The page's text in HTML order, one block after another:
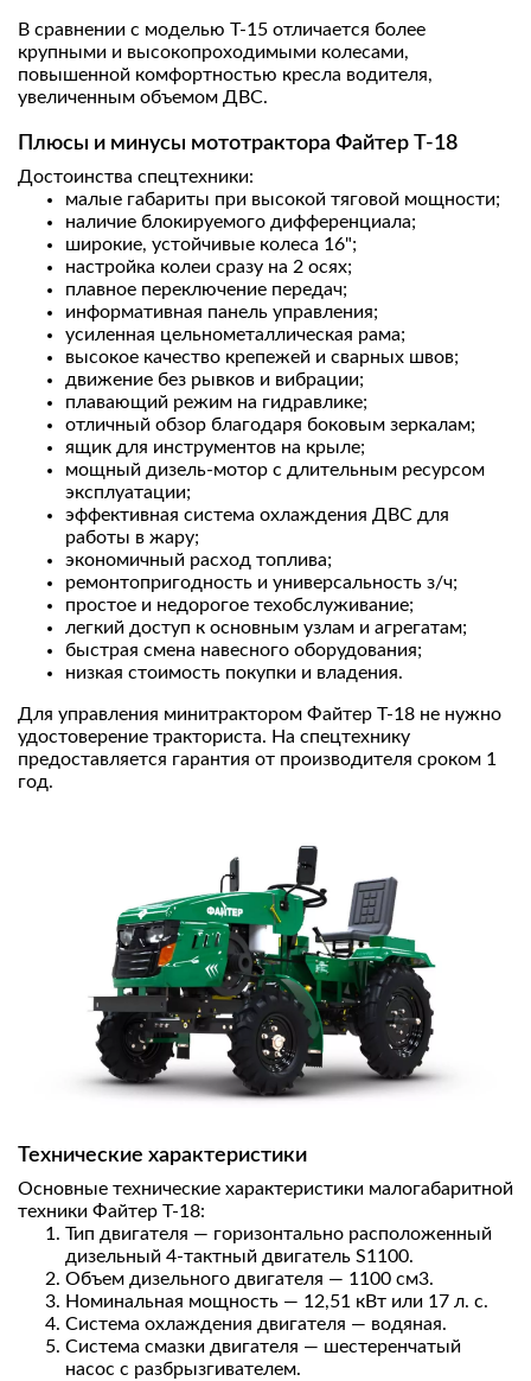
В сравнении с моделью Т-15 отличается более
крупными и высокопроходимыми колесами,
повышенной комфортностью кресла водителя,
увеличенным объемом ДВС.
Плюсы и минусы мототрактора Файтер Т-18
Достоинства спецтехники:
малые габариты при высокой тяговой мощности;
наличие блокируемого дифференциала;
широкие, устойчивые колеса 16";
настройка колеи сразу на 2 осях;
плавное переключение передач;
информативная панель управления;
усиленная цельнометаллическая рама;
высокое качество крепежей и сварных швов;
движение без рывков и вибрации;
плавающий режим на гидравлике;
отличный обзор благодаря боковым зеркалам;
ящик для инструментов на крыле;
мощный дизель-мотор с длительным ресурсом
эксплуатации;
эффективная система охлаждения ДВС для
работы в жару;
экономичный расход топлива;
ремонтопригодность и универсальность з/ч;
простое и недорогое техобслуживание;
легкий доступ к основным узлам и агрегатам;
быстрая смена навесного оборудования;
низкая стоимость покупки и владения.
Для управления минитрактором Файтер Т-18 не нужно
удостоверение тракториста. На спецтехнику
предоставляется гарантия от производителя сроком 1
год.
Технические характеристики
Основные технические характеристики малогабаритной
техники Файтер Т-18:
Тип двигателя — горизонтально расположенный
дизельный 4-тактный двигатель S1100.
Объем дизельного двигателя — 1100 см3.
Номинальная мощность — 12,51 кВт или 17 л. с.
Система охлаждения двигателя — водяная.
Система смазки двигателя — шестеренчатый
насос с разбрызгивателем.